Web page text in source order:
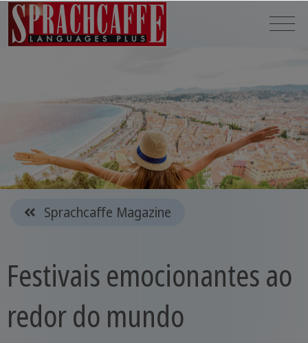
Sprachcaffe Magazine
Festivais emocionantes ao
redor do mundo